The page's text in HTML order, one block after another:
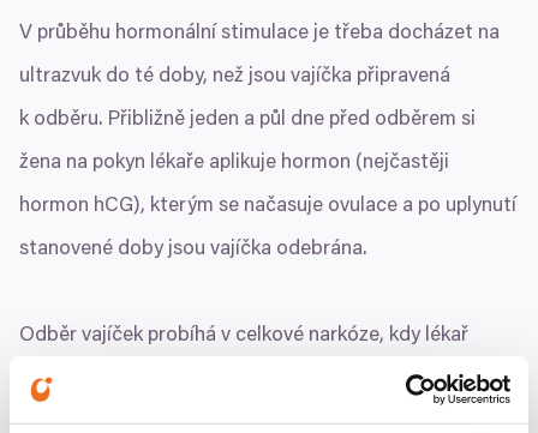
V průběhu hormonální stimulace je třeba docházet na
ultrazvuk do té doby, než jsou vajíčka připravená
k odběru. Přibližně jeden a půl dne před odběrem si
žena na pokyn lékaře aplikuje hormon (nejčastěji
hormon hCG), kterým se načasuje ovulace a po uplynutí
stanovené doby jsou vajíčka odebrána.
Odběr vajíček probíhá v celkové narkóze, kdy lékař
zavede katetr pochvou do vaječníků. Spolu s vajíčky je
odsáta i folikulární tekutina, která je obklopuje a chrání.